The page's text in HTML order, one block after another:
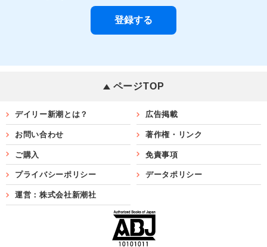
ページTOP
デイリー新潮とは？ 広告掲載
お問い合わせ 著作権・リンク
ご購入 免責事項
プライバシーポリシー データポリシー
運営：株式会社新潮社